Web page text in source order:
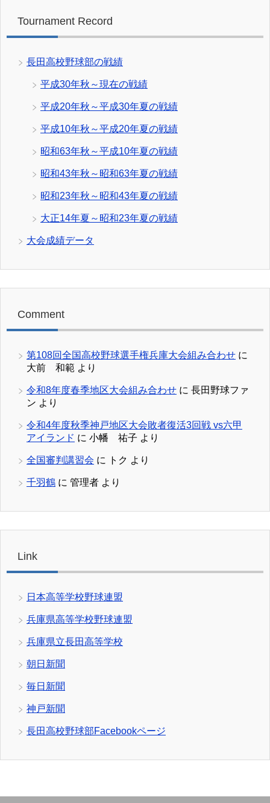
Tournament Record
長田高校野球部の戦績
平成30年秋～現在の戦績
平成20年秋～平成30年夏の戦績
平成10年秋～平成20年夏の戦績
昭和63年秋～平成10年夏の戦績
昭和43年秋～昭和63年夏の戦績
昭和23年秋～昭和43年夏の戦績
大正14年夏～昭和23年夏の戦績
大会成績データ
Comment
第108回全国高校野球選手権兵庫大会組み合わせ に
大前 和範 より
令和8年度春季地区大会組み合わせ に 長田野球ファ
ン より
令和4年度秋季神戸地区大会敗者復活3回戦 vs六甲
アイランド に 小幡 祐子 より
全国審判講習会 に トク より
千羽鶴 に 管理者 より
Link
日本高等学校野球連盟
兵庫県高等学校野球連盟
兵庫県立長田高等学校
朝日新聞
毎日新聞
神戸新聞
長田高校野球部Facebookページ